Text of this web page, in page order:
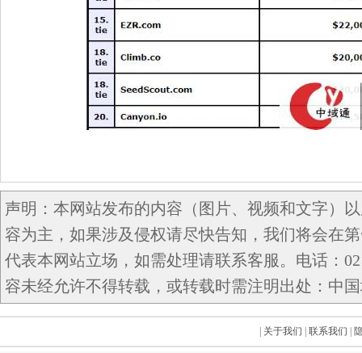
声明：本网站发布的内容（图片、视频和文字）
容为主，如果涉及侵权请尽快告知，我们将会在
代表本网站立场，如需处理请联系客服。电话：
容未经允许不得转载，或转载时需注明出处：中国
关于我们 联系我们